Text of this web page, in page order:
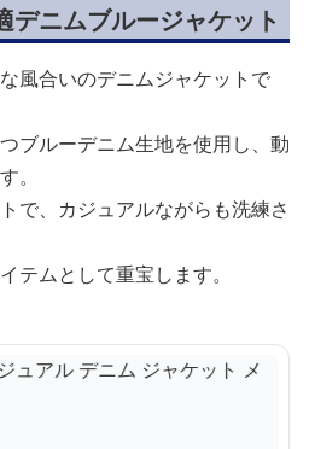
デニムブルージャケット
風合いのデニムジャケットで
ブルーデニム生地を使用し、動
。
で、カジュアルながらも洗練さ
テムとして重宝します。